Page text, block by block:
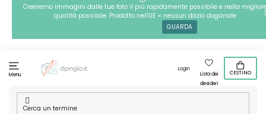
Passa
contenuto
Creeremo immagini dalle tue foto il più rapidamente possibile e nella
qualità possibile. Prodotto nell'UE = nessun dazio doganale
GUARDA
Menu
Login
Lista dei
desideri
CESTINO
Casa
/ Tecniche / Dipingere con i numeri / Dipingere con i
numeri – Emozioni